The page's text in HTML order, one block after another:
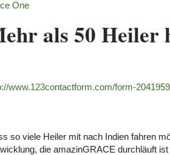
One
als 50 Heiler
www.123contactform.com/form-
so viele Heiler mit nach Indien fahren
die amazinGRACE durchläuft